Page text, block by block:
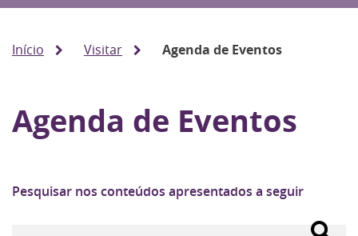
Início Visitar Agenda de Eventos
Agenda de Eventos
Pesquisar nos conteúdos apresentados a seguir